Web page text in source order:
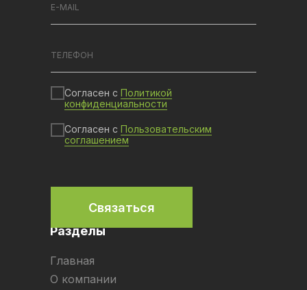
Разделы
Главная
О компании
Согласен с Политикой
конфиденциальности
Согласен с Пользовательским
соглашением
Связаться